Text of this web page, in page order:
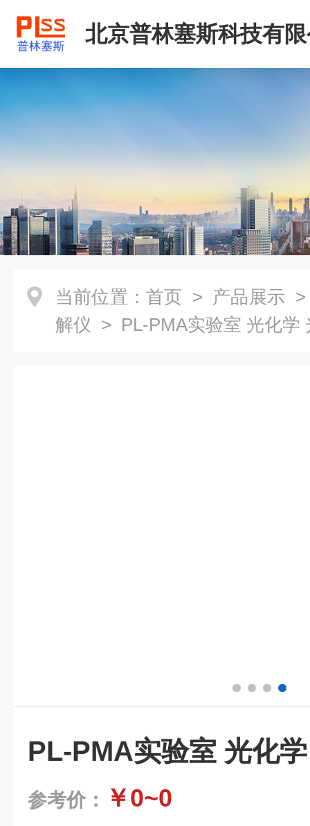
北京普林塞斯科技有
当前位置： 首页 > 产品展示
解仪 > PL-PMA实验室 光化学
PL-PMA实验室 光化
参考价： ￥0~0